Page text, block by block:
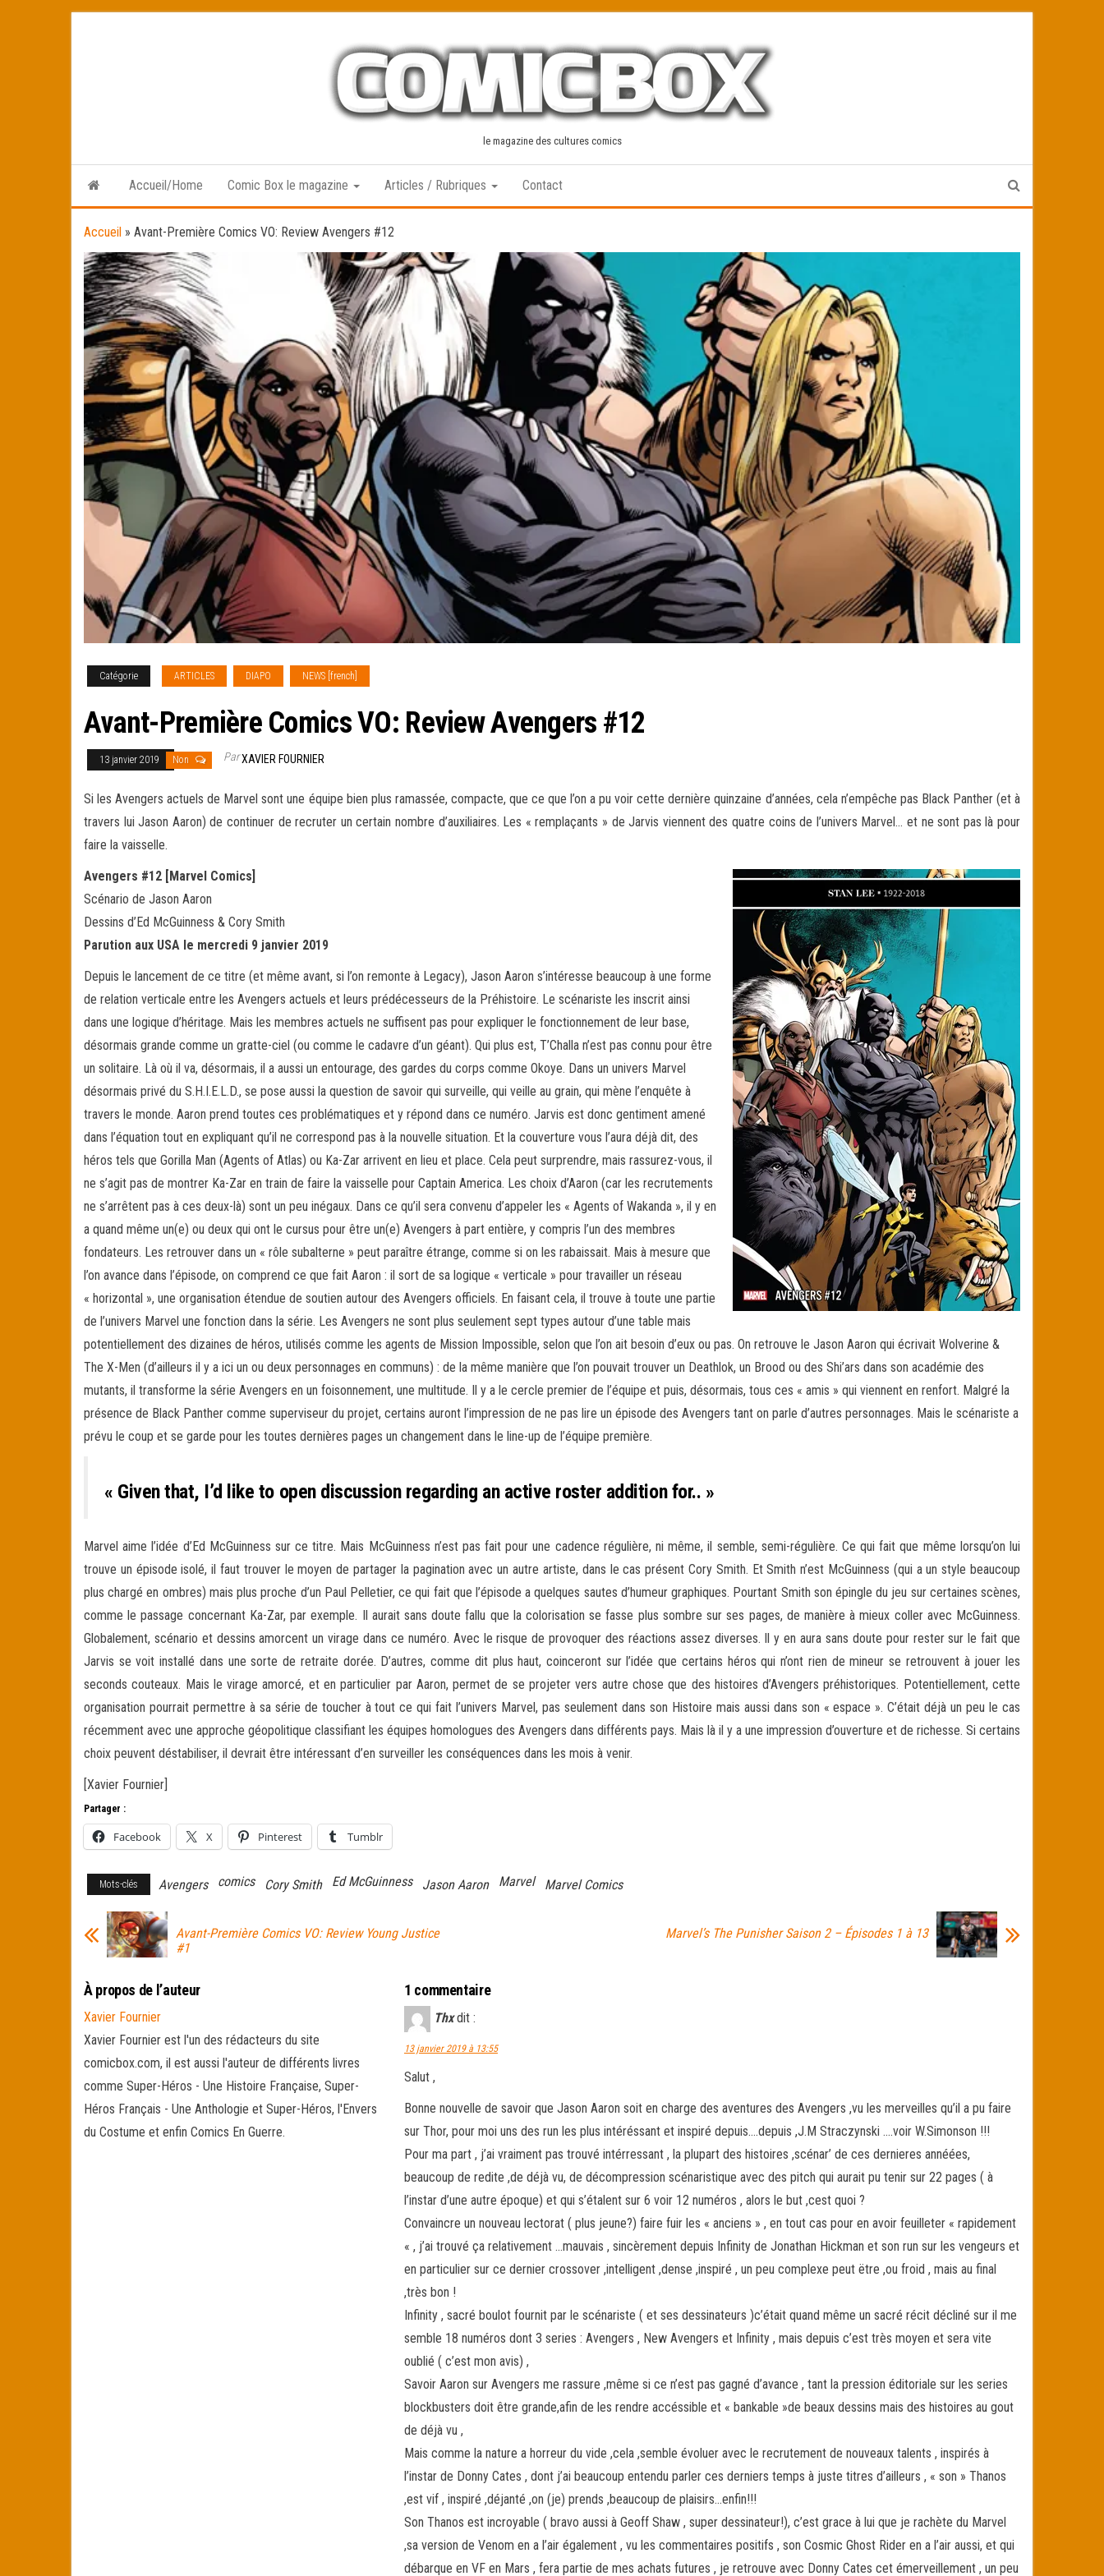
le magazine des cultures comics
Accueil/Home Comic Box le magazine Articles / Rubriques Contact
Accueil » Avant-Première Comics VO: Review Avengers #12
Catégorie ARTICLES DIAPO NEWS [french]
Avant-Première Comics VO: Review Avengers #12
13 janvier 2019 Non ParXAVIER FOURNIER
Si les Avengers actuels de Marvel sont une équipe bien plus ramassée, compacte, que ce que l’on a pu voir cette dernière quinzaine d’années, cela n’empêche pas Black Panther (et à
travers lui Jason Aaron) de continuer de recruter un certain nombre d’auxiliaires. Les « remplaçants » de Jarvis viennent des quatre coins de l’univers Marvel… et ne sont pas là pour
faire la vaisselle.
Avengers #12 [Marvel Comics]
Scénario de Jason Aaron
Dessins d’Ed McGuinness & Cory Smith
Parution aux USA le mercredi 9 janvier 2019
Depuis le lancement de ce titre (et même avant, si l’on remonte à Legacy), Jason Aaron s’intéresse beaucoup à une forme
de relation verticale entre les Avengers actuels et leurs prédécesseurs de la Préhistoire. Le scénariste les inscrit ainsi
dans une logique d’héritage. Mais les membres actuels ne suffisent pas pour expliquer le fonctionnement de leur base,
désormais grande comme un gratte-ciel (ou comme le cadavre d’un géant). Qui plus est, T’Challa n’est pas connu pour être
un solitaire. Là où il va, désormais, il a aussi un entourage, des gardes du corps comme Okoye. Dans un univers Marvel
désormais privé du S.H.I.E.L.D., se pose aussi la question de savoir qui surveille, qui veille au grain, qui mène l’enquête à
travers le monde. Aaron prend toutes ces problématiques et y répond dans ce numéro. Jarvis est donc gentiment amené
dans l’équation tout en expliquant qu’il ne correspond pas à la nouvelle situation. Et la couverture vous l’aura déjà dit, des
héros tels que Gorilla Man (Agents of Atlas) ou Ka-Zar arrivent en lieu et place. Cela peut surprendre, mais rassurez-vous, il
ne s’agit pas de montrer Ka-Zar en train de faire la vaisselle pour Captain America. Les choix d’Aaron (car les recrutements
ne s’arrêtent pas à ces deux-là) sont un peu inégaux. Dans ce qu’il sera convenu d’appeler les « Agents of Wakanda », il y en
a quand même un(e) ou deux qui ont le cursus pour être un(e) Avengers à part entière, y compris l’un des membres
fondateurs. Les retrouver dans un « rôle subalterne » peut paraître étrange, comme si on les rabaissait. Mais à mesure que
l’on avance dans l’épisode, on comprend ce que fait Aaron : il sort de sa logique « verticale » pour travailler un réseau
« horizontal », une organisation étendue de soutien autour des Avengers officiels. En faisant cela, il trouve à toute une partie
de l’univers Marvel une fonction dans la série. Les Avengers ne sont plus seulement sept types autour d’une table mais
potentiellement des dizaines de héros, utilisés comme les agents de Mission Impossible, selon que l’on ait besoin d’eux ou pas. On retrouve le Jason Aaron qui écrivait Wolverine &
The X-Men (d’ailleurs il y a ici un ou deux personnages en communs) : de la même manière que l’on pouvait trouver un Deathlok, un Brood ou des Shi’ars dans son académie des
mutants, il transforme la série Avengers en un foisonnement, une multitude. Il y a le cercle premier de l’équipe et puis, désormais, tous ces « amis » qui viennent en renfort. Malgré la
présence de Black Panther comme superviseur du projet, certains auront l’impression de ne pas lire un épisode des Avengers tant on parle d’autres personnages. Mais le scénariste a
prévu le coup et se garde pour les toutes dernières pages un changement dans le line-up de l’équipe première.
« Given that, I’d like to open discussion regarding an active roster addition for.. »
Marvel aime l’idée d’Ed McGuinness sur ce titre. Mais McGuinness n’est pas fait pour une cadence régulière, ni même, il semble, semi-régulière. Ce qui fait que même lorsqu’on lui
trouve un épisode isolé, il faut trouver le moyen de partager la pagination avec un autre artiste, dans le cas présent Cory Smith. Et Smith n’est McGuinness (qui a un style beaucoup
plus chargé en ombres) mais plus proche d’un Paul Pelletier, ce qui fait que l’épisode a quelques sautes d’humeur graphiques. Pourtant Smith son épingle du jeu sur certaines scènes,
comme le passage concernant Ka-Zar, par exemple. Il aurait sans doute fallu que la colorisation se fasse plus sombre sur ses pages, de manière à mieux coller avec McGuinness.
Globalement, scénario et dessins amorcent un virage dans ce numéro. Avec le risque de provoquer des réactions assez diverses. Il y en aura sans doute pour rester sur le fait que
Jarvis se voit installé dans une sorte de retraite dorée. D’autres, comme dit plus haut, coinceront sur l’idée que certains héros qui n’ont rien de mineur se retrouvent à jouer les
seconds couteaux. Mais le virage amorcé, et en particulier par Aaron, permet de se projeter vers autre chose que des histoires d’Avengers préhistoriques. Potentiellement, cette
organisation pourrait permettre à sa série de toucher à tout ce qui fait l’univers Marvel, pas seulement dans son Histoire mais aussi dans son « espace ». C’était déjà un peu le cas
récemment avec une approche géopolitique classifiant les équipes homologues des Avengers dans différents pays. Mais là il y a une impression d’ouverture et de richesse. Si certains
choix peuvent déstabiliser, il devrait être intéressant d’en surveiller les conséquences dans les mois à venir.
[Xavier Fournier]
Partager :
Facebook X Pinterest Tumblr
Mots-clés Avengers comics Cory Smith Ed McGuinness Jason Aaron Marvel Marvel Comics
Avant-Première Comics VO: Review Young Justice
#1
Marvel’s The Punisher Saison 2 – Épisodes 1 à 13
À propos de l’auteur
Xavier Fournier
Xavier Fournier est l'un des rédacteurs du site
comicbox.com, il est aussi l'auteur de différents livres
comme Super-Héros - Une Histoire Française, Super-
Héros Français - Une Anthologie et Super-Héros, l'Envers
du Costume et enfin Comics En Guerre.
1 commentaire
Thx dit :
13 janvier 2019 à 13:55
Salut ,
Bonne nouvelle de savoir que Jason Aaron soit en charge des aventures des Avengers ,vu les merveilles qu’il a pu faire
sur Thor, pour moi uns des run les plus intéréssant et inspiré depuis….depuis ,J.M Straczynski ….voir W.Simonson !!!
Pour ma part , j’ai vraiment pas trouvé intérressant , la plupart des histoires ,scénar’ de ces dernieres annéées,
beaucoup de redite ,de déjà vu, de décompression scénaristique avec des pitch qui aurait pu tenir sur 22 pages ( à
l’instar d’une autre époque) et qui s’étalent sur 6 voir 12 numéros , alors le but ,cest quoi ?
Convaincre un nouveau lectorat ( plus jeune?) faire fuir les « anciens » , en tout cas pour en avoir feuilleter « rapidement
« , j’ai trouvé ça relativement …mauvais , sincèrement depuis Infinity de Jonathan Hickman et son run sur les vengeurs et
en particulier sur ce dernier crossover ,intelligent ,dense ,inspiré , un peu complexe peut ëtre ,ou froid , mais au final
,très bon !
Infinity , sacré boulot fournit par le scénariste ( et ses dessinateurs )c’était quand même un sacré récit décliné sur il me
semble 18 numéros dont 3 series : Avengers , New Avengers et Infinity , mais depuis c’est très moyen et sera vite
oublié ( c’est mon avis) ,
Savoir Aaron sur Avengers me rassure ,même si ce n’est pas gagné d’avance , tant la pression éditoriale sur les series
blockbusters doit être grande,afin de les rendre accéssible et « bankable »de beaux dessins mais des histoires au gout
de déjà vu ,
Mais comme la nature a horreur du vide ,cela ,semble évoluer avec le recrutement de nouveaux talents , inspirés à
l’instar de Donny Cates , dont j’ai beaucoup entendu parler ces derniers temps à juste titres d’ailleurs , « son » Thanos
,est vif , inspiré ,déjanté ,on (je) prends ,beaucoup de plaisirs…enfin!!!
Son Thanos est incroyable ( bravo aussi à Geoff Shaw , super dessinateur!), c’est grace à lui que je rachète du Marvel
,sa version de Venom en a l’air également , vu les commentaires positifs , son Cosmic Ghost Rider en a l’air aussi, et qui
débarque en VF en Mars , fera partie de mes achats futures , je retrouve avec Donny Cates cet émerveillement , un peu